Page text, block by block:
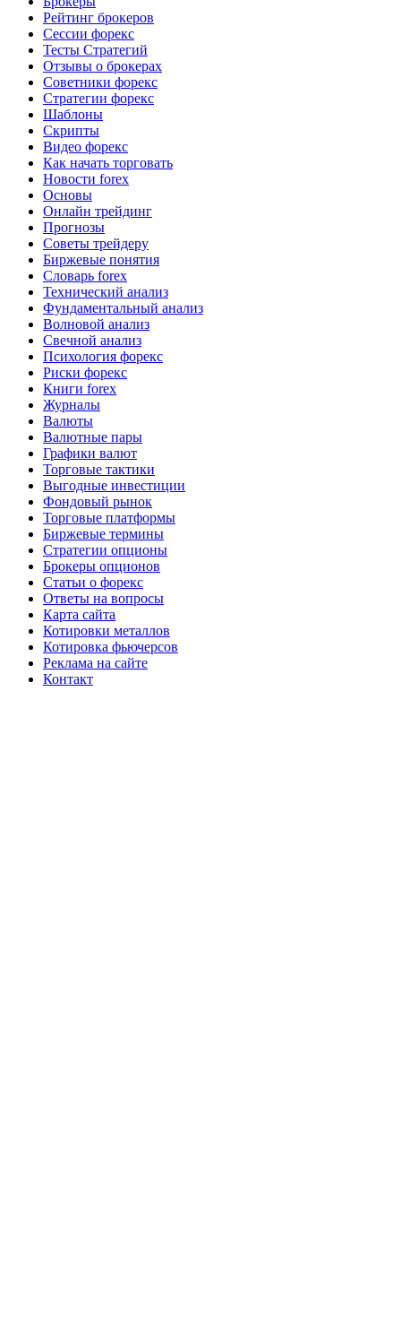
Рейтинг брокеров
Сессии форекс
Тесты Стратегий
Отзывы о брокерах
Советники форекс
Стратегии форекс
Шаблоны
Скрипты
Видео форекс
Как начать торговать
Новости forex
Основы
Онлайн трейдинг
Прогнозы
Советы трейдеру
Биржевые понятия
Словарь forex
Технический анализ
Фундаментальный анализ
Волновой анализ
Свечной анализ
Психология форекс
Риски форекс
Книги forex
Журналы
Валюты
Валютные пары
Графики валют
Торговые тактики
Выгодные инвестиции
Фондовый рынок
Торговые платформы
Биржевые термины
Стратегии опционы
Брокеры опционов
Статьи о форекс
Ответы на вопросы
Карта сайта
Котировки металлов
Котировка фьючерсов
Реклама на сайте
Контакт